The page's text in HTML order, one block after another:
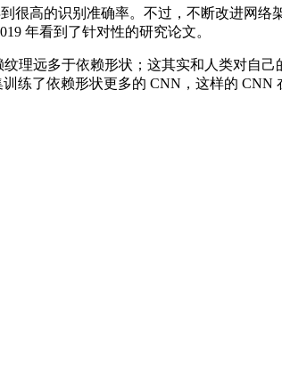
高的识别准确率。不过，不断改进网络
年看到了针对性的研究论文。
远多于依赖形状；这其实和人类对自
练了依赖形状更多的 CNN，这样的